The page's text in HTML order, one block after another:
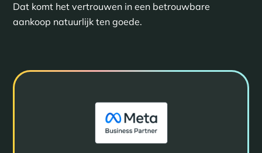
Dat komt het vertrouwen in een betrouwbare
aankoop natuurlijk ten goede.